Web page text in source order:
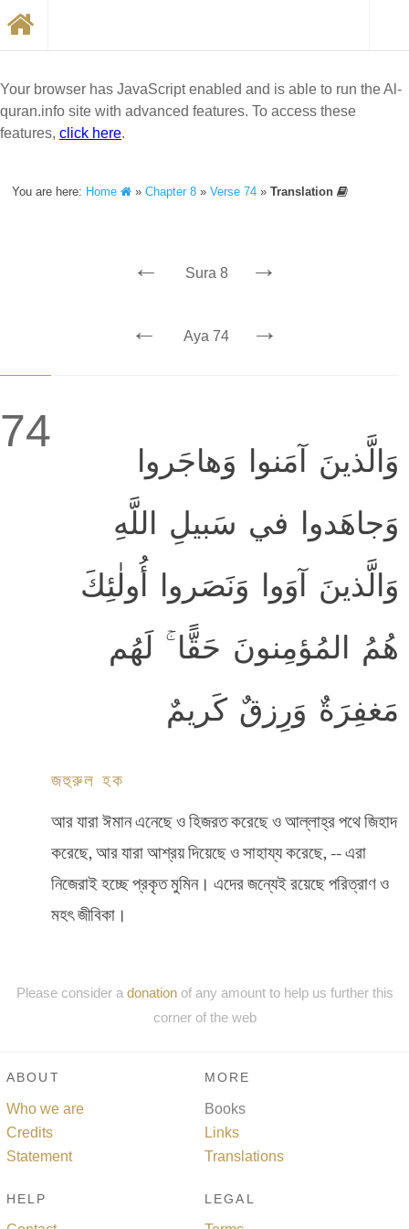
Your browser has JavaScript enabled and is able to run the Al-
quran.info site with advanced features. To access these
features, click here.
You are here: Home »Chapter 8 »Verse 74 »Translation
← Sura 8 →
← Aya 74 →
74
وَالَّذينَ آمَنوا وَهاجَروا
وَجاهَدوا في سَبيلِ اللَّهِ
وَالَّذينَ آوَوا وَنَصَروا أُولٰئِكَ
هُمُ المُؤمِنونَ حَقًّا ۚ لَهُم
مَغفِرَةٌ وَرِزقٌ كَريمٌ
জহুরুল হক
আর যারা ঈমান এনেছে ও হিজরত করেছে ও আল্লাহ্‌র পথে জিহাদ
করেছে, আর যারা আশ্রয় দিয়েছে ও সাহায্য করেছে, -- এরা
নিজেরাই হচ্ছে প্রকৃত মুমিন। এদের জন্যেই রয়েছে পরিত্রাণ ও
মহৎ জীবিকা।
Please consider a donationof any amount to help us further this
corner of the web
ABOUT
Who we are
Credits
Statement
MORE
Books
Links
Translations
HELP LEGAL